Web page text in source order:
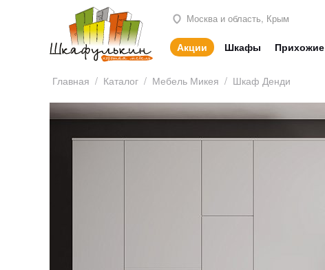
Москва и область, Крым
Акции Шкафы Прихожие
Главная / Каталог / Мебель Микея / Шкаф Денди